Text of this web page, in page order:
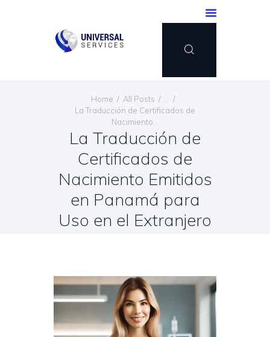
Home All Posts
La Traducción de Certificados de
Nacimiento...
La Traducción de
Certificados de
Nacimiento Emitidos
en Panamá para
Uso en el Extranjero
SERVICIOS
MÉTODO DE PAGO
BLOG
CONTÁCTENOS
ESPAÑOL